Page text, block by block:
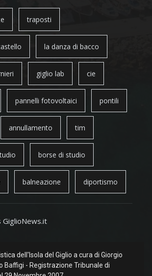
traposti
la danza di bacco
giglio lab cie
pannelli fotovoltaici pontili
annullamento tim
borse di studio
balneazione diportismo
GiglioNews.it
dell'Isola del Giglio a cura di Giorgio
Baffigi - Registrazione Tribunale di